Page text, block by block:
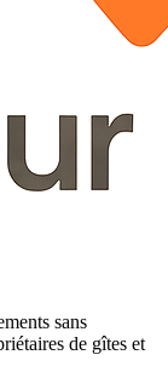
sans
de gîtes et